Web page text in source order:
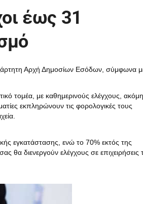
έως 31
Αρχή Δημοσίων Εσόδων, σύμφωνα
τομέα, με καθημερινούς ελέγχους,
εκπληρώνουν τις φορολογικές τους
εγκατάστασης, ενώ το 70% εκτός της
θα διενεργούν ελέγχους σε επιχειρήσεις